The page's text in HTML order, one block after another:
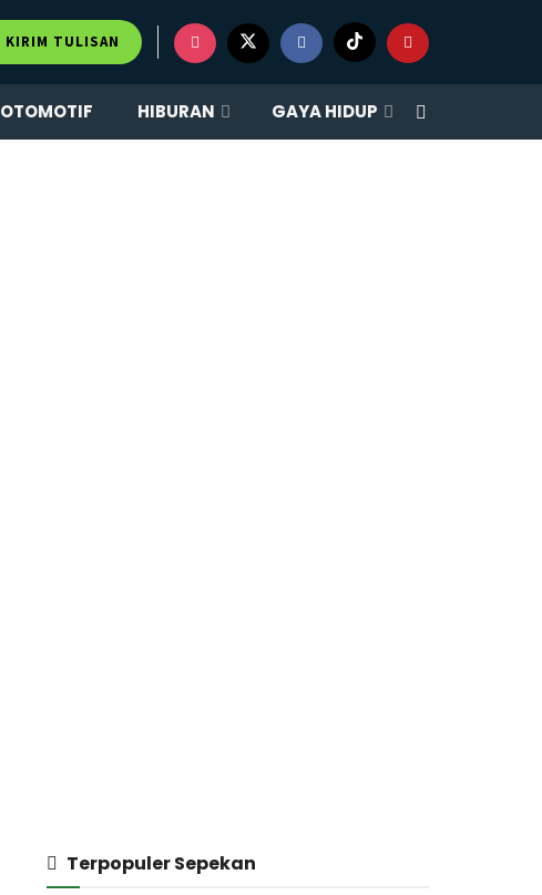
KIRIM TULISAN
OTOMOTIF HIBURAN GAYA HIDUP
Terpopuler Sepekan